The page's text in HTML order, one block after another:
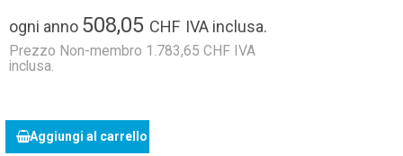
ogni anno 508,05 CHF IVA inclusa.
Prezzo Non-membro 1.783,65 CHF IVA
inclusa.
Aggiungi al carrello